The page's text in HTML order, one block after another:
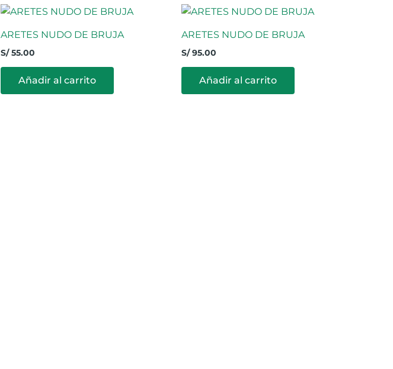
ARETES NUDO DE BRUJA
S/55.00
Añadir al carrito
ARETES NUDO DE BRUJA
S/95.00
Añadir al carrito